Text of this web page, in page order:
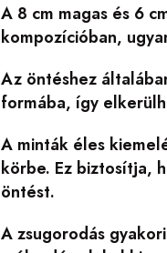
A 8 cm magas és 6
kompozícióban,
Az öntéshez
formába, így
A minták éles
körbe. Ez biztosítja,
öntést.
A zsugorodás